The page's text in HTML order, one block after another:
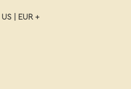
US | EUR +